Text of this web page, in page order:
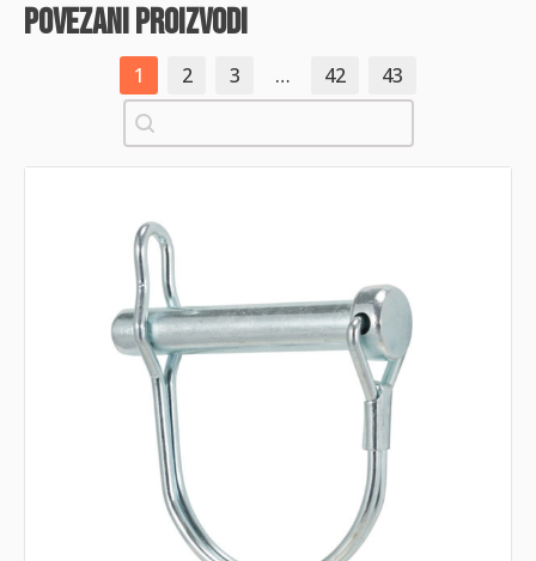
povezani proizvodi
1 2 3 … 42
43
Pretraži